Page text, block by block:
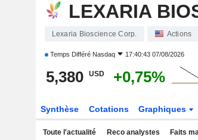
LEXARIA
Lexaria Bioscience Corp. Actions
Temps Différé Nasdaq 17:40:43 07/08/2026
5,380 USD +0,75%
Synthèse Cotations Graphiques
Toute l'actualité Reco analystes Faits